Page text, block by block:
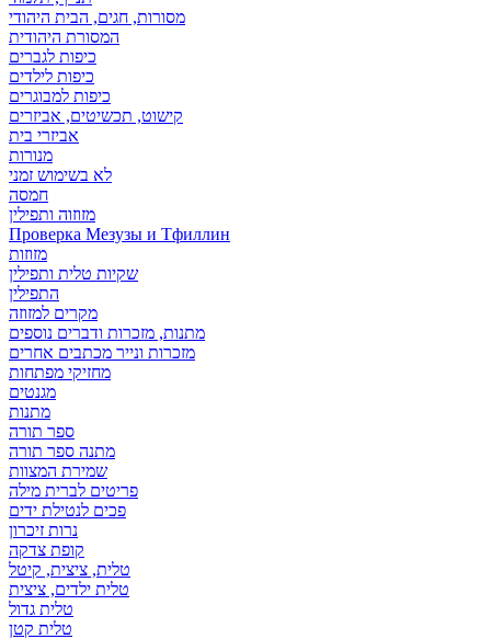
מסורות, חגים, הבית היהודי
המסורת היהודית
כיפות לגברים
כיפות לילדים
כיפות למבוגרים
קישוט, תכשיטים, אביזרים
אביזרי בית
מנורות
לא בשימוש זמני
חמסה
מזוזוה ותפילין
Проверка Мезузы и Тфиллин
מזוזות
שקיות טלית ותפילין
התפילין
מקרים למזוזה
מתנות, מזכרות ודברים נוספים
מזכרות ונייר מכתבים אחרים
מחזיקי מפתחות
מגנטים
מתנות
ספר תורה
מתנה ספר תורה
שמירת המצוות
פריטים לברית מילה
פכים לנטילת ידים
נרות זיכרון
קופת צדקה
טלית, ציצית, קיטל
טלית ילדים, ציצית
טלית גדול
טלית קטן